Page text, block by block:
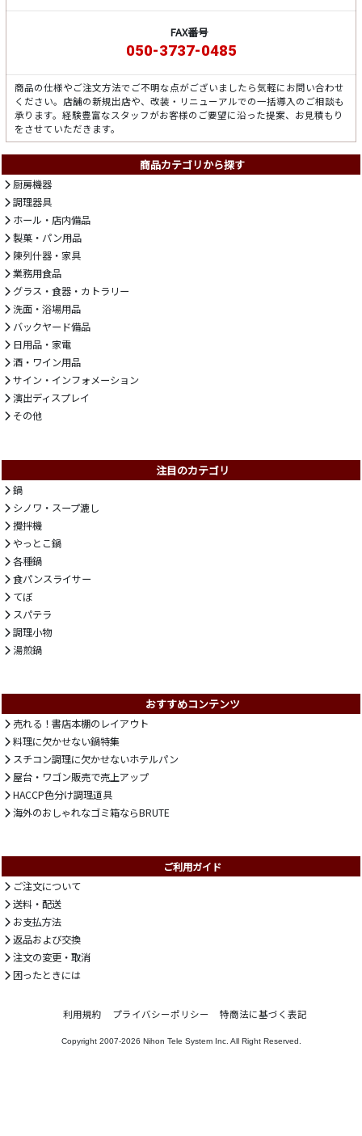
FAX番号
050-3737-0485
商品の仕様やご注文方法でご不明な点がございましたら気軽にお問い合わせ
ください。店舗の新規出店や、改装・リニューアルでの一括導入のご相談も
承ります。経験豊富なスタッフがお客様のご要望に沿った提案、お見積もり
をさせていただきます。
商品カテゴリから探す
厨房機器
調理器具
ホール・店内備品
製菓・パン用品
陳列什器・家具
業務用食品
グラス・食器・カトラリー
洗面・浴場用品
バックヤード備品
日用品・家電
酒・ワイン用品
サイン・インフォメーション
演出ディスプレイ
その他
注目のカテゴリ
鍋
シノワ・スープ漉し
攪拌機
やっとこ鍋
各種鍋
食パンスライサー
てぼ
スパテラ
調理小物
湯煎鍋
おすすめコンテンツ
売れる！書店本棚のレイアウト
料理に欠かせない鍋特集
スチコン調理に欠かせないホテルパン
屋台・ワゴン販売で売上アップ
HACCP色分け調理道具
海外のおしゃれなゴミ箱ならBRUTE
ご利用ガイド
ご注文について
送料・配送
お支払方法
返品および交換
注文の変更・取消
困ったときには
利用規約 プライバシーポリシー 特商法に基づく表記
Copyright 2007-2026 Nihon Tele System Inc. All Right Reserved.